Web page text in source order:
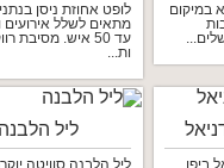
במיקום
לופט אחוזת ניסן
מתאים לשלל אירועים
עד 50 איש. מסיבת
ות...
ביפו
ליל הלבנה
ליל הלבנה סוויטה